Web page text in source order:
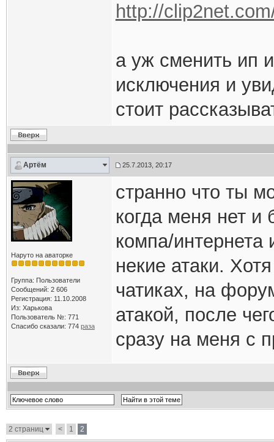
http://
а уж сменить ип
исключения и
стоит
Артём 25.7.2013, 20:17
Наруто на аваторке
Группа: Пользователи
Сообщений: 2 606
Регистрация: 11.10.2008
Из: Харькова
Пользователь №: 771
Спасибо сказали: 774 раза
странно что ты
когда меня нет и
компа/
некие атаки.
чатиках, на
атакой, после
сразу на меня с
2 страниц < 1 2